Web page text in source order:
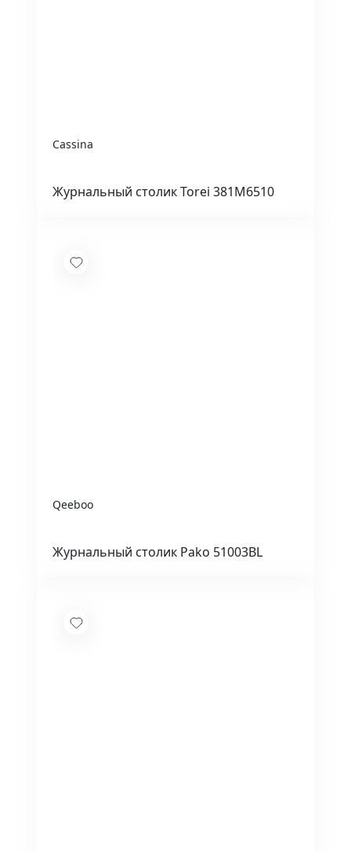
Cassina
Журнальный столик Torei 381M6510
Qeeboo
Журнальный столик Pako 51003BL